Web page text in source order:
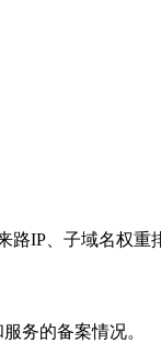
IP、子域名权重
务的备案情况。